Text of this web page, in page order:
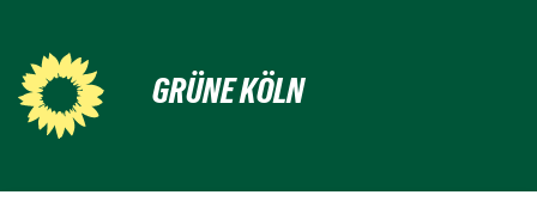
GRÜNE KÖLN